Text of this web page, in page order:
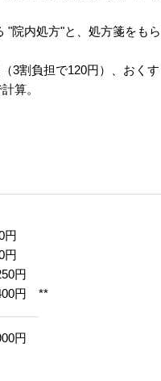
"院内処方"と、処方箋をも
3割負担で120円）、おく
算。
円
円
円
円
**
円